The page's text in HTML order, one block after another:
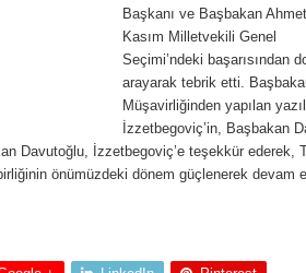
Başkanı ve Başbakan
Kasım Milletvekili Genel
Seçimi’ndeki başarısından
arayarak tebrik etti.
Müşavirliğinden yapılan
İzzetbegoviç’in, Başbakan
Davutoğlu, İzzetbegoviç’e teşekkür ederek,
önümüzdeki dönem güçlenerek devam